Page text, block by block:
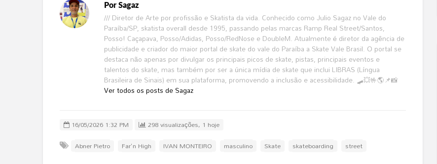
Por Sagaz
/// Diretor de Arte por profissão e Skatista da vida. Conhecido como Julio Sagaz no Vale do
Paraíba/SP, skatista overall desde 1995, passando pelas marcas Ramp Real Street/Santos,
Posso! Caçapava, Posso/Adidas, Posso/RedNose e DoubleM. Atualmente é diretor da agência de
publicidade e criador do maior portal de skate do vale do Paraíba a Skate Vale Brasil. O portal se
destaca não apenas por divulgar os principais picos de skate, pistas, principais eventos e
talentos do skate, mas também por ser a única mídia de skate que inclui LIBRAS (Língua
Brasileira de Sinais) em sua plataforma, promovendo a inclusão e acessibilidade. 🛹💥🤟🌎📌📸
Ver todos os posts de Sagaz
16/05/2026 1:32 PM
298 visualizações, 1 hoje
Abner Pietro
Far'n High IVAN MONTEIRO masculino Skate skateboarding street